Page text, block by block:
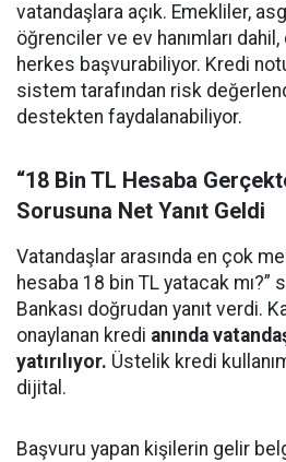
vatandaşlara açık. Emekliler,
öğrenciler ve ev hanımları
herkes başvurabiliyor. Kredi
sistem tarafından risk
destekten faydalanabiliyor.
“18 Bin TL Hesaba
Sorusuna Net Yanıt Geldi
Vatandaşlar arasında en çok
hesaba 18 bin TL yatacak mı?”
Bankası doğrudan yanıt verdi.
onaylanan kredi anında
yatırılıyor. Üstelik kredi
dijital.
Başvuru yapan kişilerin gelir